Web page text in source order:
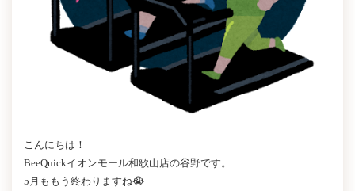
こんにちは！
BeeQuickイオンモール和歌山店の谷野です。
5月ももう終わりますね😭